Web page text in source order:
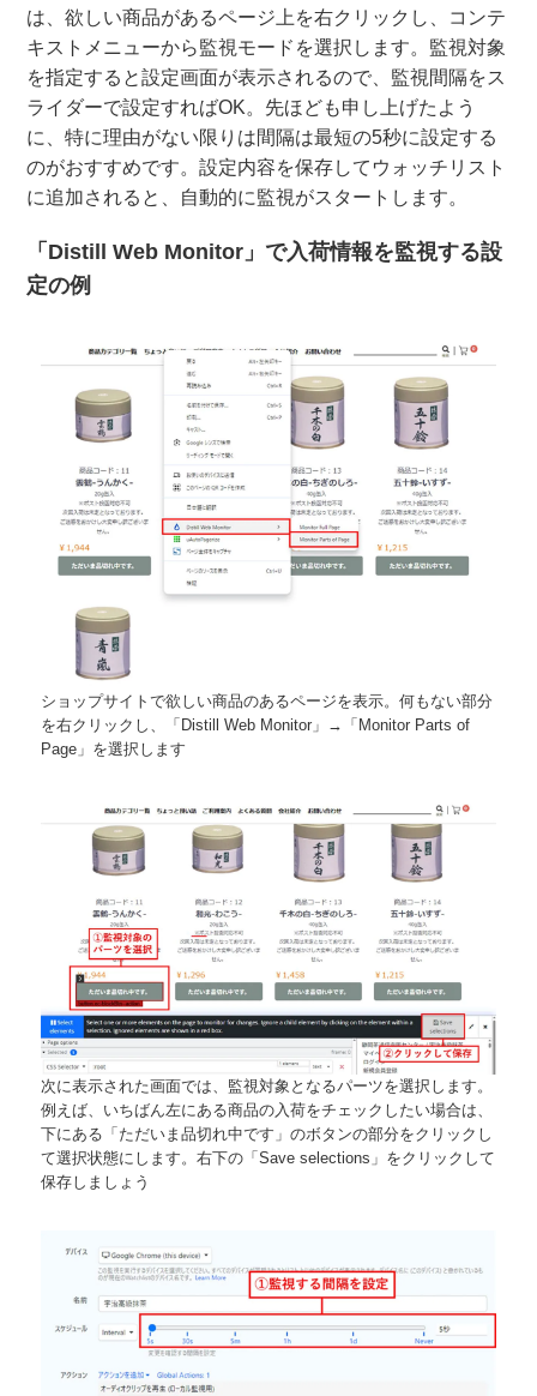
は、欲しい商品があるページ上を右クリックし、コンテ
キストメニューから監視モードを選択します。監視対象
を指定すると設定画面が表示されるので、監視間隔をス
ライダーで設定すればOK。先ほども申し上げたよう
に、特に理由がない限りは間隔は最短の5秒に設定する
のがおすすめです。設定内容を保存してウォッチリスト
に追加されると、自動的に監視がスタートします。
「Distill Web Monitor」で入荷情報を監視する設
定の例
ショップサイトで欲しい商品のあるページを表示。何もない部分
を右クリックし、「Distill Web Monitor」→「Monitor Parts of
Page」を選択します
次に表示された画面では、監視対象となるパーツを選択します。
例えば、いちばん左にある商品の入荷をチェックしたい場合は、
下にある「ただいま品切れ中です」のボタンの部分をクリックし
て選択状態にします。右下の「Save selections」をクリックして
保存しましょう